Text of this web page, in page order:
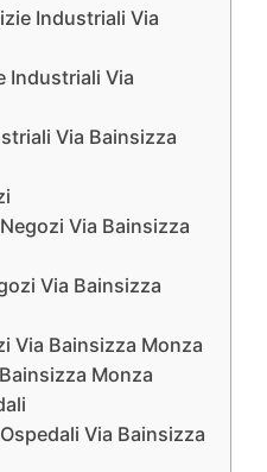
Industriali Via
Industriali Via
Via Bainsizza
Via Bainsizza
Via Bainsizza
Via Bainsizza Monza
Monza
Via Bainsizza